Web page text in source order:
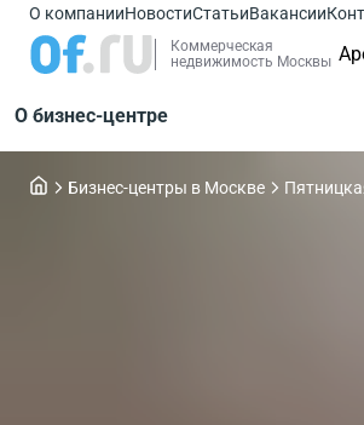
О компанииНовостиСтатьиВакансии
Коммерческая
недвижимость Москвы
О бизнес-центре
Бизнес-центры в Москве